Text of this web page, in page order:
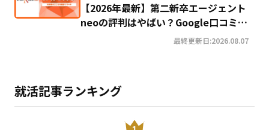
【2026年最新】第二新卒エージェント
neoの評判はやばい？Google口コミ高
評価の真実と利用の注意点を徹底解説
最終更新日:2026.08.07
就活記事ランキング